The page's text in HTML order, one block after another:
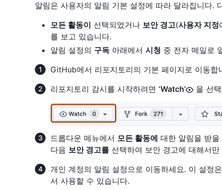
알림은 사용자의 알림 기본 설정에 따라 달라집니다.
모든 활동이 선택되었거나 보안 경고(사용자 지정
를 보고 있습니다.
알림 설정의 구독 아래에서 시청 중 전자 메일로
GitHub에서 리포지토리의 기본 페이지로 이동합
리포지토리 감시를 시작하려면 ‘Watch’ 을 선
드롭다운 메뉴에서 모든 활동에 대한 알림을 받
다음 보안 경고를 선택하여 보안 경고에 대해서
개인 계정의 알림 설정으로 이동하세요. 이 설정은
서 사용할 수 있습니다.